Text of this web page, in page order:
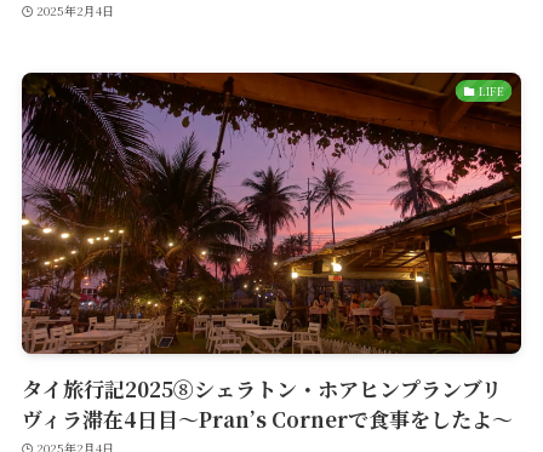
2025年2月4日
LIFE
タイ旅行記2025⑧シェラトン・ホアヒンプランブリ
ヴィラ滞在4日目〜Pran’s Cornerで食事をしたよ〜
2025年2月4日